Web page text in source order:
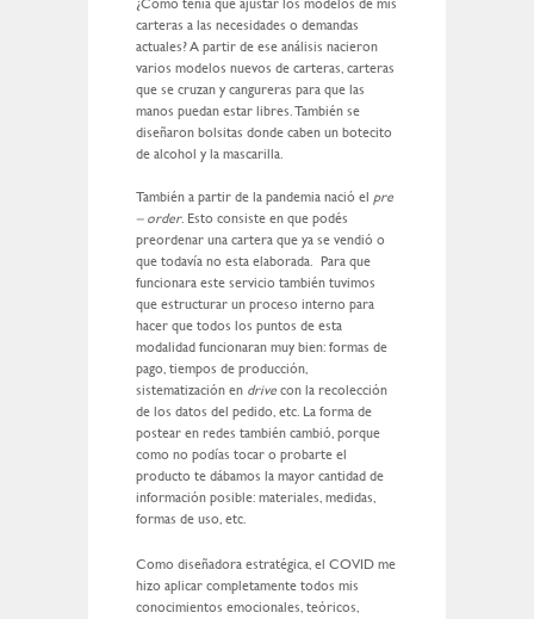
¿Cómo tenía que ajustar los modelos de mis
carteras a las necesidades o demandas
actuales? A partir de ese análisis nacieron
varios modelos nuevos de carteras, carteras
que se cruzan y cangureras para que las
manos puedan estar libres. También se
diseñaron bolsitas donde caben un botecito
de alcohol y la mascarilla.
También a partir de la pandemia nació el pre
– order. Esto consiste en que podés
preordenar una cartera que ya se vendió o
que todavía no esta elaborada. Para que
funcionara este servicio también tuvimos
que estructurar un proceso interno para
hacer que todos los puntos de esta
modalidad funcionaran muy bien: formas de
pago, tiempos de producción,
sistematización en drive con la recolección
de los datos del pedido, etc. La forma de
postear en redes también cambió, porque
como no podías tocar o probarte el
producto te dábamos la mayor cantidad de
información posible: materiales, medidas,
formas de uso, etc.
Como diseñadora estratégica, el COVID me
hizo aplicar completamente todos mis
conocimientos emocionales, teóricos,